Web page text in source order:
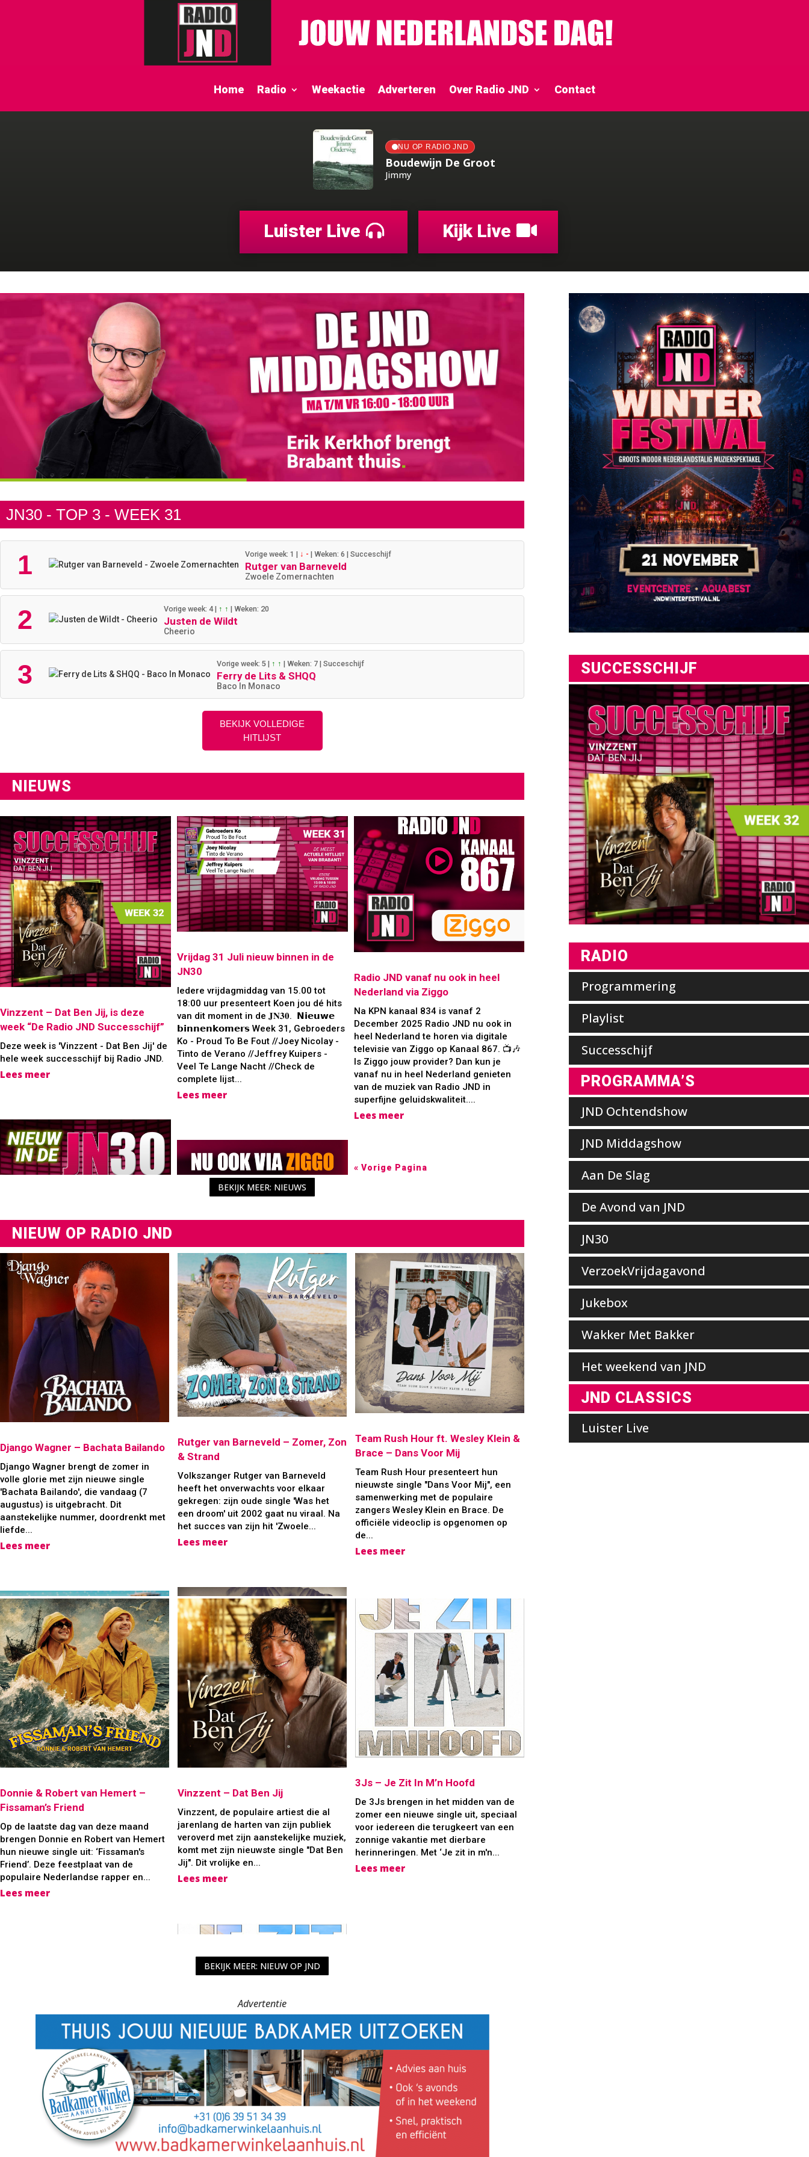
Home Radio Weekactie Adverteren Over Radio JND Contact
NU OP RADIO JND
Boudewijn De Groot
Jimmy
Luister Live Kijk Live
JN30 - TOP 3 - WEEK 31
1 Vorige week: 1 | ↓ - | Weken: 6 | Succeschijf
Rutger van Barneveld
Zwoele Zomernachten
2 Vorige week: 4| ↑ ↑ | Weken: 20
Justen de Wildt
Cheerio
3 Vorige week: 5 | ↑ ↑ | Weken: 7 | Succeschijf
Ferry de Lits & SHQQ
Baco In Monaco
BEKIJK VOLLEDIGE
HITLIJST
NIEUWS
Vinzzent – Dat Ben Jij, is deze
week “De Radio JND Successchijf”
Deze week is 'Vinzzent - Dat Ben Jij' de
hele week successchijf bij Radio JND.
Lees meer
Vrijdag 31 Juli nieuw binnen in de
JN30
Iedere vrijdagmiddag van 15.00 tot
18:00 uur presenteert Koen jou dé hits
van dit moment in de 𝐉𝐍𝟑𝟎. 𝗡𝗶𝗲𝘂𝘄𝗲
𝗯𝗶𝗻𝗻𝗲𝗻𝗸𝗼𝗺𝗲𝗿𝘀 Week 31, Gebroeders
Ko - Proud To Be Fout //Joey Nicolay -
Tinto de Verano //Jeffrey Kuipers -
Veel Te Lange Nacht //Check de
complete lijst...
Lees meer
Radio JND vanaf nu ook in heel
Nederland via Ziggo
Na KPN kanaal 834 is vanaf 2
December 2025 Radio JND nu ook in
heel Nederland te horen via digitale
televisie van Ziggo op Kanaal 867. 📺🎶
Is Ziggo jouw provider? Dan kun je
vanaf nu in heel Nederland genieten
van de muziek van Radio JND in
superfijne geluidskwaliteit....
Lees meer
« Vorige Pagina
BEKIJK MEER: NIEUWS
NIEUW OP RADIO JND
Django Wagner – Bachata Bailando
Django Wagner brengt de zomer in
volle glorie met zijn nieuwe single
'Bachata Bailando', die vandaag (7
augustus) is uitgebracht. Dit
aanstekelijke nummer, doordrenkt met
liefde...
Lees meer
Rutger van Barneveld – Zomer, Zon
& Strand
Volkszanger Rutger van Barneveld
heeft het onverwachts voor elkaar
gekregen: zijn oude single 'Was het
een droom' uit 2002 gaat nu viraal. Na
het succes van zijn hit 'Zwoele...
Lees meer
Team Rush Hour ft. Wesley Klein &
Brace – Dans Voor Mij
Team Rush Hour presenteert hun
nieuwste single "Dans Voor Mij", een
samenwerking met de populaire
zangers Wesley Klein en Brace. De
officiële videoclip is opgenomen op
de...
Lees meer
Donnie & Robert van Hemert –
Fissaman’s Friend
Op de laatste dag van deze maand
brengen Donnie en Robert van Hemert
hun nieuwe single uit: ‘Fissaman's
Friend’. Deze feestplaat van de
populaire Nederlandse rapper en...
Lees meer
Vinzzent – Dat Ben Jij
Vinzzent, de populaire artiest die al
jarenlang de harten van zijn publiek
veroverd met zijn aanstekelijke muziek,
komt met zijn nieuwste single "Dat Ben
Jij". Dit vrolijke en...
Lees meer
3Js – Je Zit In M’n Hoofd
De 3Js brengen in het midden van de
zomer een nieuwe single uit, speciaal
voor iedereen die terugkeert van een
zonnige vakantie met dierbare
herinneringen. Met ‘Je zit in m'n...
Lees meer
BEKIJK MEER: NIEUW OP JND
Advertentie
SUCCESSCHIJF
RADIO
Programmering
Playlist
Successchijf
PROGRAMMA’S
JND Ochtendshow
JND Middagshow
Aan De Slag
De Avond van JND
JN30
VerzoekVrijdagavond
Jukebox
Wakker Met Bakker
Het weekend van JND
JND CLASSICS
Luister Live